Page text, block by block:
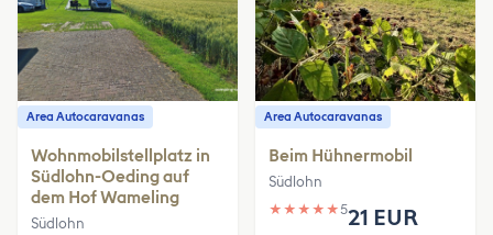
Area Autocaravanas
Wohnmobilstellplatz in
Südlohn-Oeding auf
dem Hof Wameling
Südlohn
Area Autocaravanas
Beim Hühnermobil
Südlohn
★ ★ ★ ★ ★521 EUR